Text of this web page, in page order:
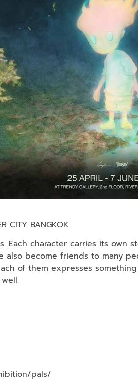
CITY BANGKOK
Each character carries its own
also become friends to many
of them expresses
pals/